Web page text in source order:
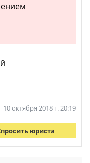
10 октября 2018 г. 20:19
юриста